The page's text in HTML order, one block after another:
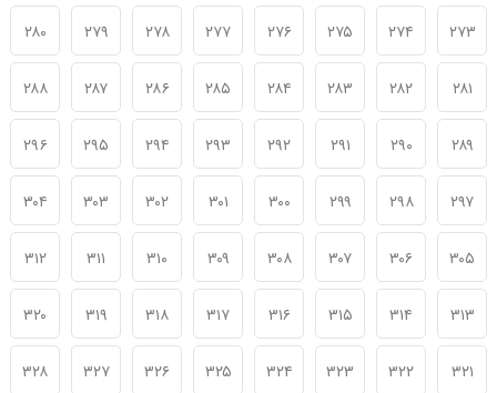
۲۷۳ ۲۷۴ ۲۷۵ ۲۷۶ ۲۷۷ ۲۷۸ ۲۷۹ ۲۸۰
۲۸۱ ۲۸۲ ۲۸۳ ۲۸۴ ۲۸۵ ۲۸۶ ۲۸۷ ۲۸۸
۲۸۹ ۲۹۰ ۲۹۱ ۲۹۲ ۲۹۳ ۲۹۴ ۲۹۵ ۲۹۶
۲۹۷ ۲۹۸ ۲۹۹ ۳۰۰ ۳۰۱ ۳۰۲ ۳۰۳ ۳۰۴
۳۰۵ ۳۰۶ ۳۰۷ ۳۰۸ ۳۰۹ ۳۱۰ ۳۱۱ ۳۱۲
۳۱۳ ۳۱۴ ۳۱۵ ۳۱۶ ۳۱۷ ۳۱۸ ۳۱۹ ۳۲۰
۳۲۱ ۳۲۲ ۳۲۳ ۳۲۴ ۳۲۵ ۳۲۶ ۳۲۷ ۳۲۸